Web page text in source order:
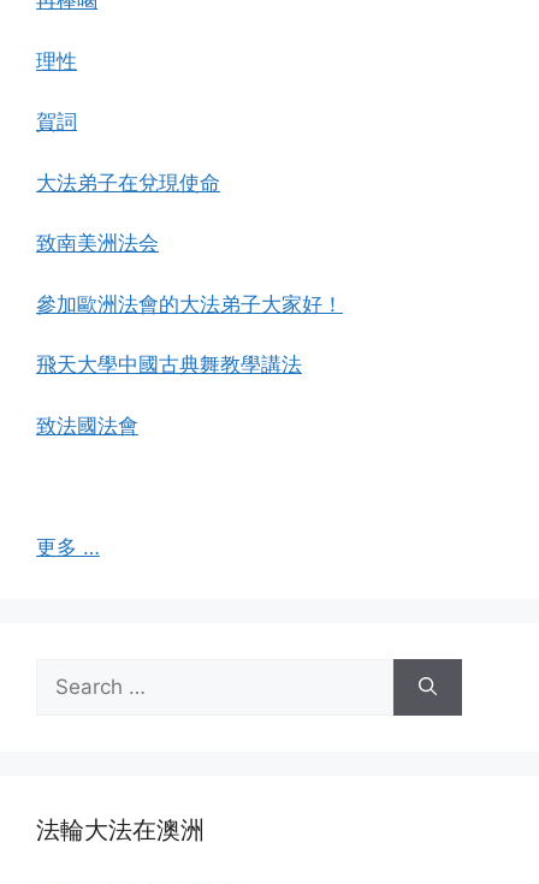
理性
賀詞
大法弟子在兌現使命
致南美洲法会
參加歐洲法會的大法弟子大家好！
飛天大學中國古典舞教學講法
致法國法會
更多 …
for:
法輪大法在澳洲